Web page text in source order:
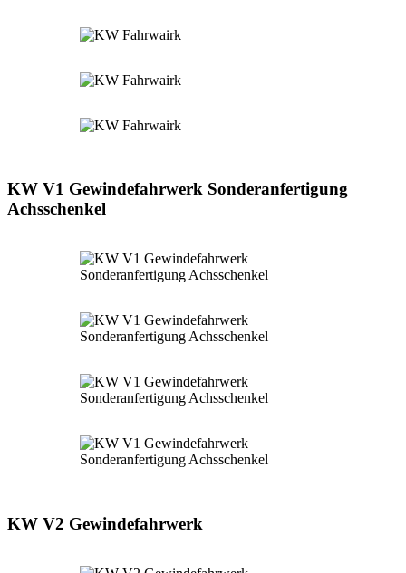
KW V1 Gewindefahrwerk Sonderanfertigung
Achsschenkel
KW V2 Gewindefahrwerk